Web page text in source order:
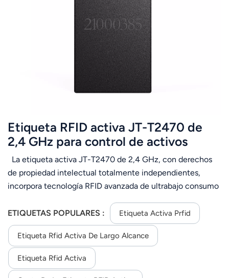
Etiqueta RFID activa JT-T2470 de
2,4 GHz para control de activos
La etiqueta activa JT-T2470 de 2,4 GHz, con derechos
de propiedad intelectual totalmente independientes,
incorpora tecnología RFID avanzada de ultrabajo consumo
antimanipulación y alarma de batería baja. La etiqueta se
reconoce a larga distancia, dependiendo del entorno de
uso. En condiciones de buena visibilidad, el alcance de
reconocimiento es estable hasta 40 metros. Al
comunicarse con el lector, los datos se cifran y solo se
ETIQUETAS POPULARES : Etiqueta Activa Prfid
Etiqueta Rfid Activa De Largo Alcance
Etiqueta Rfid Activa